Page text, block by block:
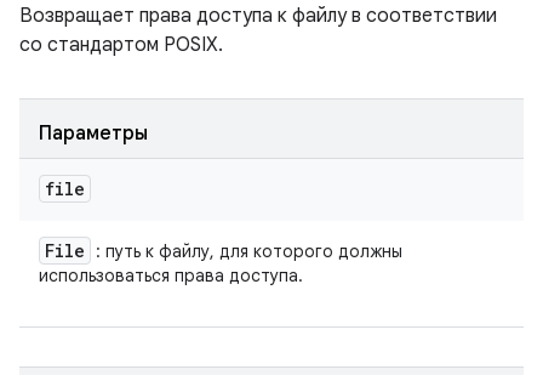
Возвращает права доступа к файлу в соответствии
со стандартом POSIX.
Параметры
file
File
: путь к файлу, для которого должны
использоваться права доступа.